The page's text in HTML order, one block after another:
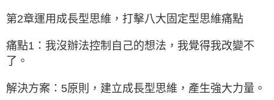
第2章運用成長型思維，打擊八大固定型思維痛點
痛點1：我沒辦法控制自己的想法，我覺得我改變不
了。
解決方案：5原則，建立成長型思維，產生強大力量。